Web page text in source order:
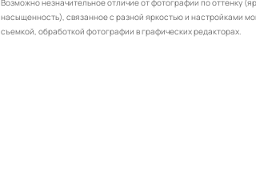
Возможно незначительное отличие от фотографии по оттенку
насыщенность), связанное с разной яркостью и настройками
съемкой, обработкой фотографии в графических редакторах.